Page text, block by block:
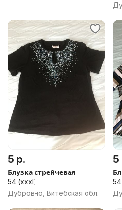
5 р.
Блузка стрейчевая
54 (xxxl)
Дубровно, Витебская обл.
5